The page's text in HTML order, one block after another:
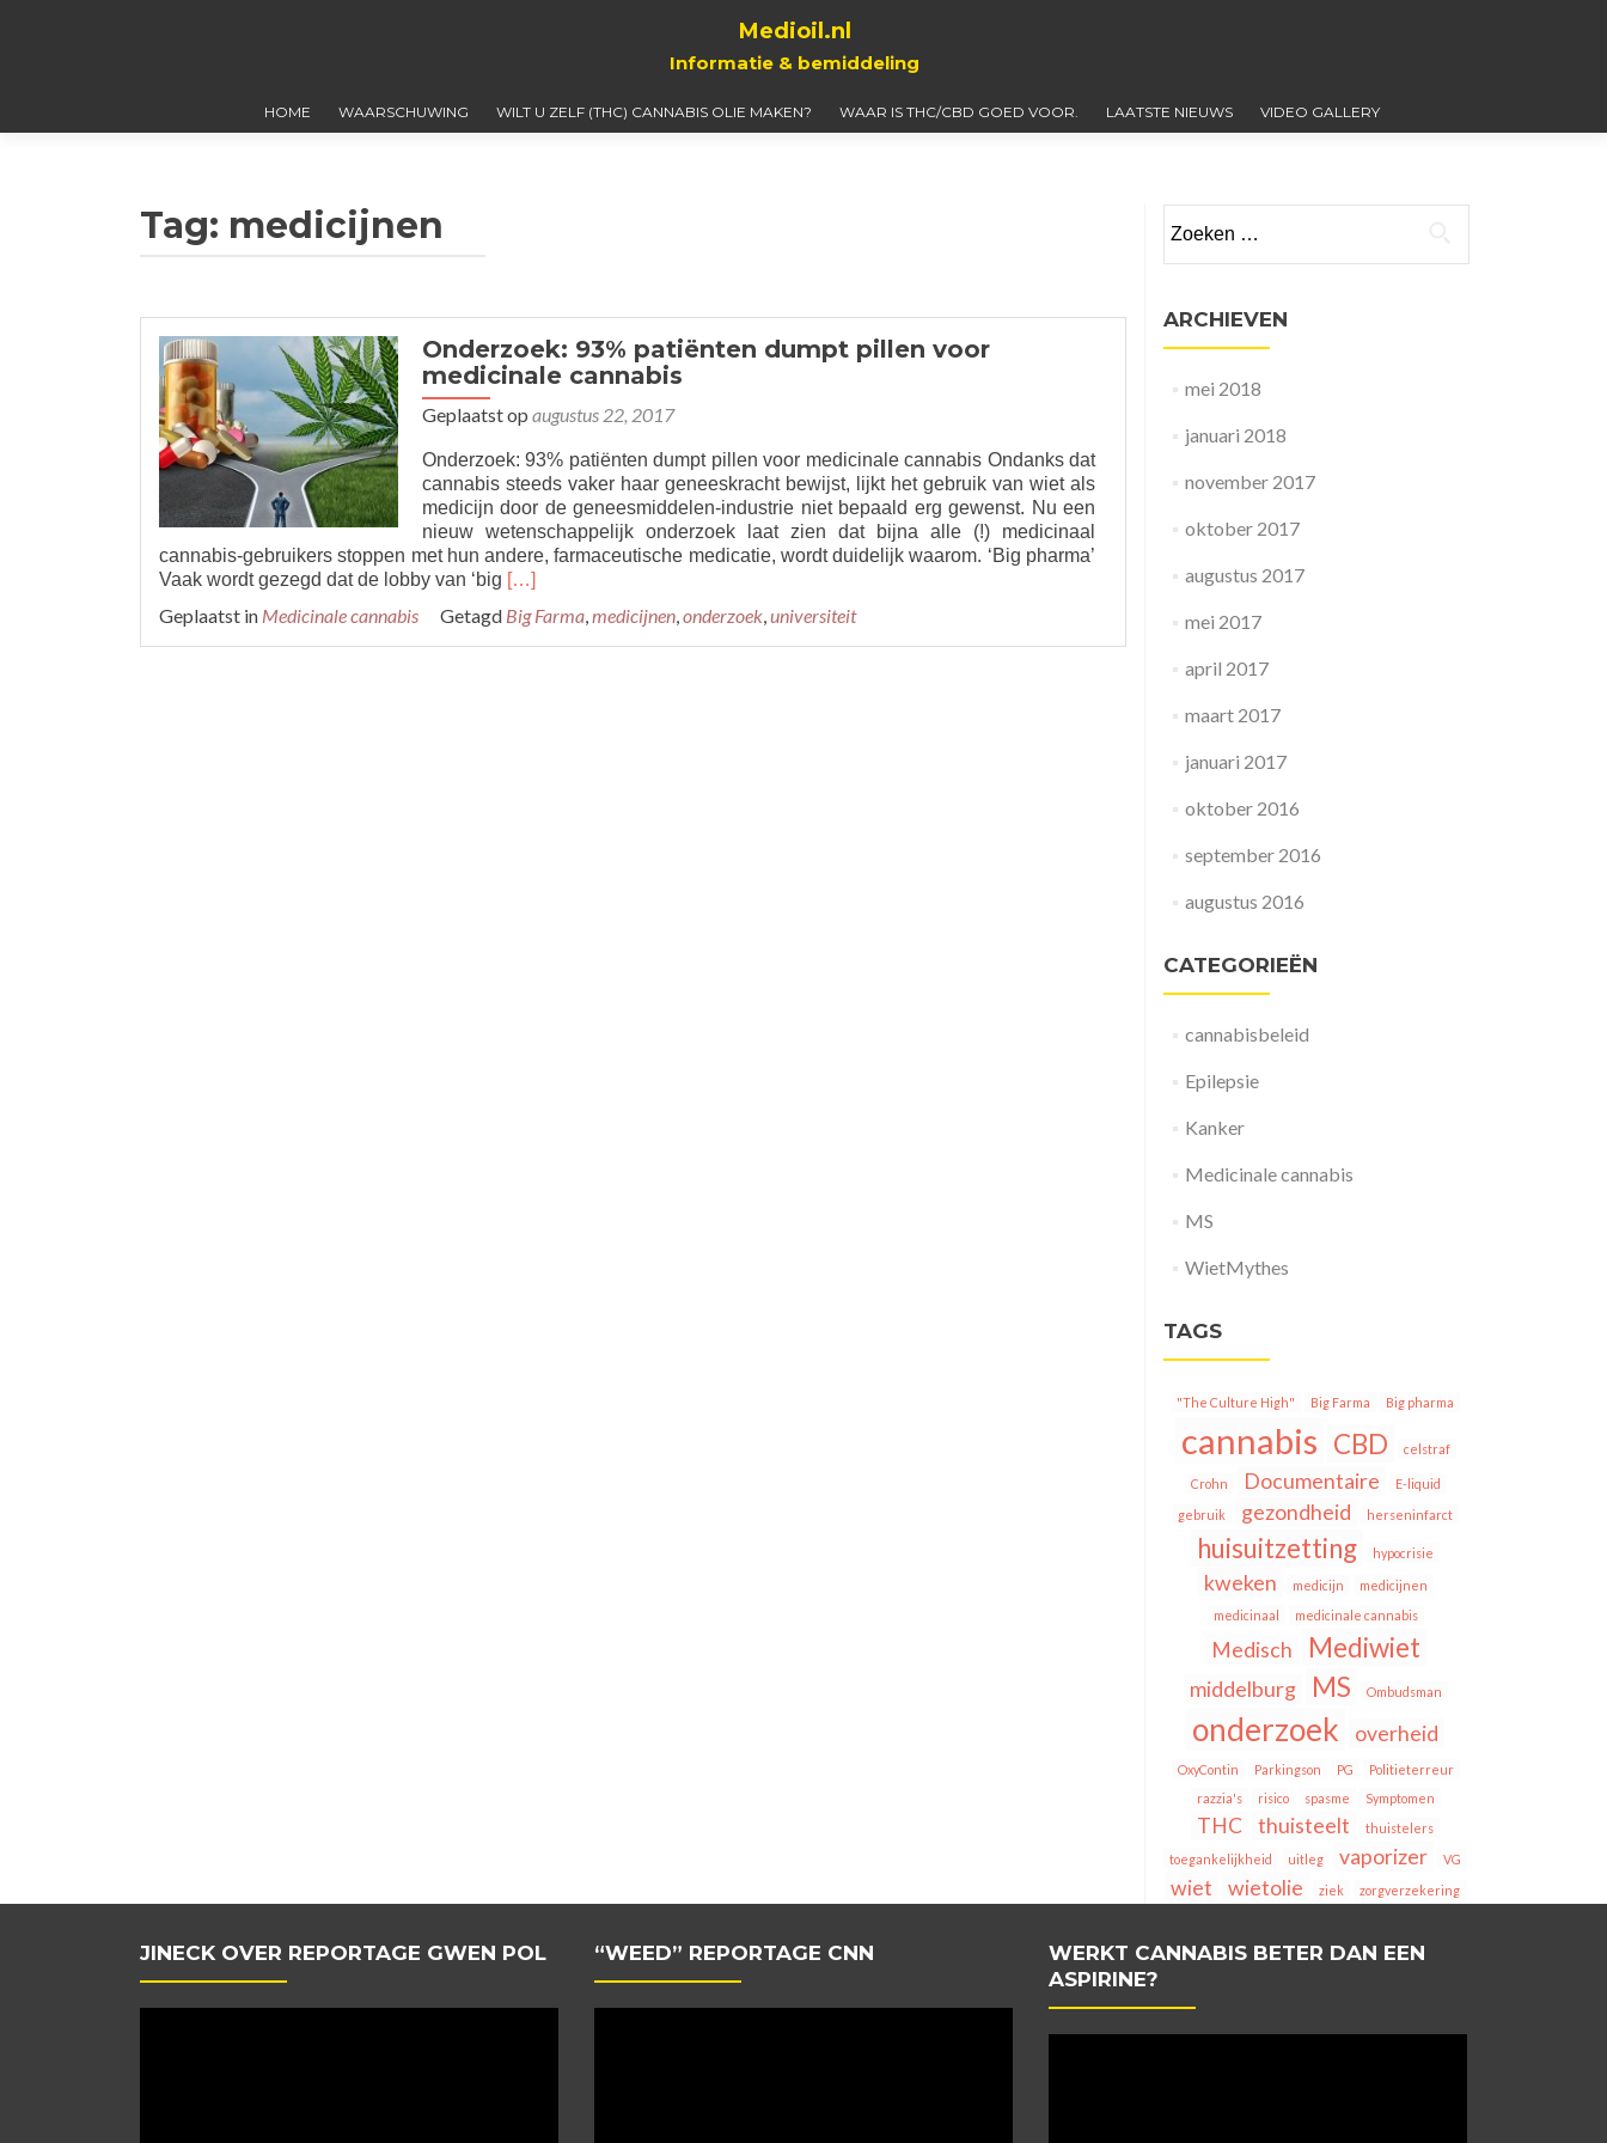
Medioil.nl
Informatie & bemiddeling
HOME WAARSCHUWING WILT U ZELF (THC) CANNABIS OLIE MAKEN? WAAR IS THC/CBD GOED VOOR. LAATSTE NIEUWS VIDEO GALLERY
Tag: medicijnen
Onderzoek: 93% patiënten dumpt pillen voor
medicinale cannabis
Geplaatst op augustus 22, 2017
Onderzoek: 93% patiënten dumpt pillen voor medicinale cannabis Ondanks dat
cannabis steeds vaker haar geneeskracht bewijst, lijkt het gebruik van wiet als
medicijn door de geneesmiddelen-industrie niet bepaald erg gewenst. Nu een
nieuw wetenschappelijk onderzoek laat zien dat bijna alle (!) medicinaal
cannabis-gebruikers stoppen met hun andere, farmaceutische medicatie, wordt duidelijk waarom. ‘Big pharma’
Vaak wordt gezegd dat de lobby van ‘big Read
about
Onderzoek:
[…]
Geplaatst in Medicinale cannabis Getagd Big Farma,medicijnen,onderzoek,universiteit
naar:
ARCHIEVEN
mei 2018
januari 2018
november 2017
oktober 2017
augustus 2017
mei 2017
april 2017
maart 2017
januari 2017
oktober 2016
september 2016
augustus 2016
CATEGORIEËN
cannabisbeleid
Epilepsie
Kanker
Medicinale cannabis
MS
WietMythes
TAGS
"The Culture High" Big Farma Big pharma
cannabis CBD celstraf
Crohn Documentaire
E-liquid
gebruik
gezondheid herseninfarct
huisuitzetting hypocrisie
kweken medicijn
medicijnen
medicinaal
medicinale cannabis
Medisch Mediwiet
middelburg MS Ombudsman
onderzoek overheid
OxyContin Parkingson PG
Politieterreur
razzia's
risico spasme Symptomen
THC thuisteelt
thuistelers
toegankelijkheid
uitleg vaporizer VG
wiet wietolie ziek zorgverzekering
JINECK OVER REPORTAGE GWEN POL “WEED” REPORTAGE CNN
WERKT CANNABIS BETER DAN EEN
ASPIRINE?